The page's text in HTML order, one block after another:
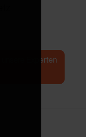
unsere Experten